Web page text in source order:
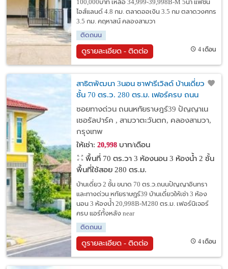
100,000บาท เหลือ 34,999-39,998B-M 5น้ำ แฟชั่น
ไอส์แลนด์ 4.8 กม. ตลาดออเงิน 3.5 กม ตลาดวงศกร
3.5 กม. คฤหาสน์ คลองสามวา
ติดถนน
ดูรายละเอียด - ติดต่อ 4 เดือน
สาธิตพัฒนา 3นอน ซาฟารีเวิลด์ บ้านเดี่ยว 2
ชั้น 70 ตร.ว. 280 ตร.ม. เฟอร์ครบ ถนน
ปัญญาอินทราและทางด่วน หทัยราษฎร์39
บ้านเดี่ยวให้เช่า 3น้ำ
ซอยทางด่วน ถนนหทัยราษฎร์39 ปัญญาเน
เชอรัลปาร์ค , สามวาตะวันตก, คลองสามวา,
กรุงเทพ
ให้เช่า: 20,998บาท/เดือน
พื้นที่ 70 ตร.วา 3 ห้องนอน 3 ห้องน้ำ 2 ชั้น
พื้นที่ใช้สอย 280 ตร.ม.
บ้านเดี่ยว 2 ชั้น ขนาด 70 ตร.ว.ถนนปัญญาอินทรา
และทางด่วน หทัยราษฎร์39 บ้านเดี่ยวให้เช่า 3 ห้อง
นอน 3 ห้องน้ำ 20,998B-M280 ตร.ม. เฟอร์นิเจอร์
ครบ แอร์ทั้งหลัง near
ติดถนน
ดูรายละเอียด - ติดต่อ 4 เดือน